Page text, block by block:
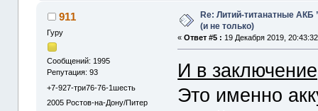
911
Гуру
Сообщений: 1995
Репутация: 93
+7-927-три76-76-1шесть
2005 Ростов-на-Дону/Питер
Re: Литий-титанатные
(и не только)
«Ответ #5 : 19 Декабря 2019,
И в
Это именно